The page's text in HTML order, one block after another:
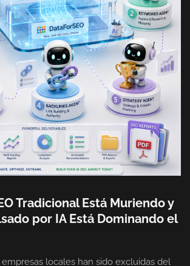
Tradicional Está Muriendo y
por IA Está Dominando el
empresas locales han sido excluidas del